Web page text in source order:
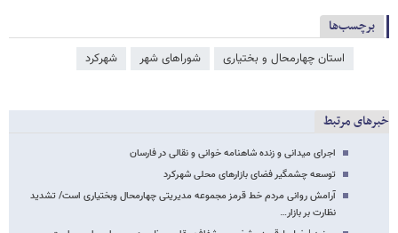
برچسب‌ها
استان چهارمحال و بختیاری شوراهای شهر شهرکرد
خبرهای مرتبط
اجرای میدانی و زنده شاهنامه خوانی و نقالی در فارسان
توسعه چشمگیر فضای بازارهای محلی شهرکرد
آرامش روانی مردم خط قرمز مجموعه مدیریتی چهارمحال وبختیاری است/ تشدید
نظارت بر بازار…